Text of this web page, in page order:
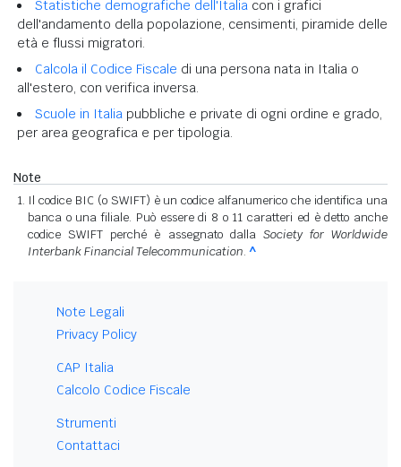
Statistiche demografiche dell'Italia con i grafici
dell'andamento della popolazione, censimenti, piramide delle
età e flussi migratori.
Calcola il Codice Fiscale di una persona nata in Italia o
all'estero, con verifica inversa.
Scuole in Italia pubbliche e private di ogni ordine e grado,
per area geografica e per tipologia.
Note
Il codice BIC (o SWIFT) è un codice alfanumerico che identifica una
banca o una filiale. Può essere di 8 o 11 caratteri ed è detto anche
codice SWIFT perché è assegnato dalla Society for Worldwide
Interbank Financial Telecommunication. ^
Note Legali
Privacy Policy
CAP Italia
Calcolo Codice Fiscale
Strumenti
Contattaci